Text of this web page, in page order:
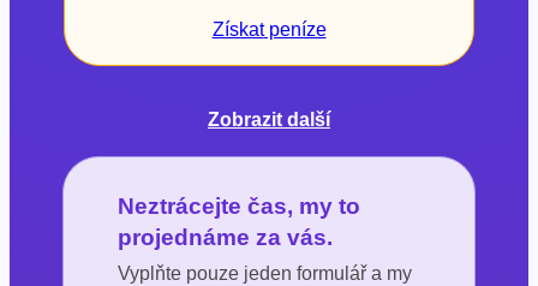
Získatpeníze
Zobrazit další
Neztrácejte čas, my to
projednáme za vás.
Vyplňte pouze jeden formulář a my